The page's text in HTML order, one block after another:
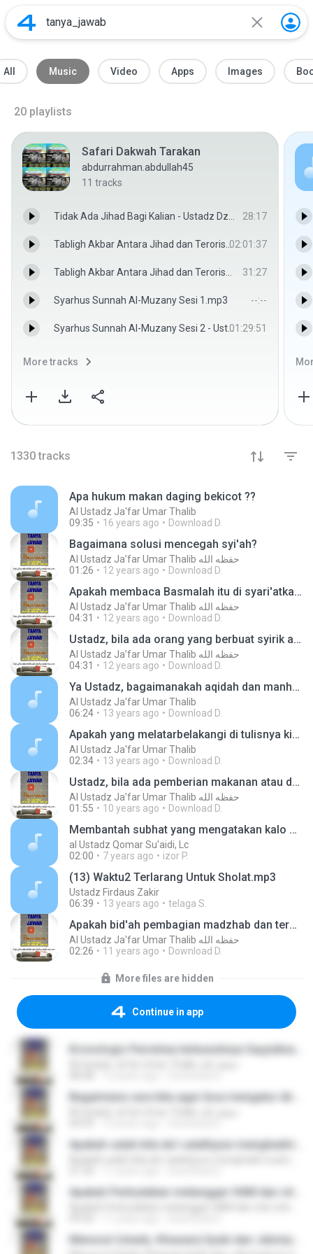
All Music Video Apps Images
20 playlists
Safari Dakwah Tarakan
abdurrahman.abdullah45
11 tracks
Tidak Ada Jihad Bagi Kalian - Ustadz Dzulqarnain MS 28:17
Tabligh Akbar Antara Jihad dan Terorisme - Ustadz Dzulqarnain MS 02:01:37
Tabligh Akbar Antara Jihad dan Terorisme_Tanya Jawab - Ustadz Dzulqarnain MS 31:27
Syarhus Sunnah Al-Muzany Sesi 1.mp3 --:--
Syarhus Sunnah Al-Muzany Sesi 2 - Ustadz Dzulqarnain MS01:29:51
More tracks
1330 tracks
Apa hukum makan daging bekicot ??
Al Ustadz Ja'far Umar Thalib
09:35
16 years ago Download D.
Bagaimana solusi mencegah syi'ah?
Al Ustadz Ja’far Umar Thalib حفظه الله
01:26
12 years ago Download D.
Apakah membaca Basmalah itu di syari'atkan pada semua perkara Ibadah?
Al Ustadz Ja’far Umar Thalib حفظه الله
04:31
12 years ago Download D.
Ustadz, bila ada orang yang berbuat syirik akbar secara terus menerus sehingga secara tidak langsung dan tanpa sadar telah membuat dia keluar dari Islam, apabila dia tetap melakukan Azan, sholat dan berpuasa, dimana setiap azan dan sholat tersebut dia sel
Al Ustadz Ja’far Umar Thalib حفظه الله
04:31
12 years ago Download D.
Ya Ustadz, bagaimanakah aqidah dan manhaj Yusuf Qordhowi?
Al Ustadz Ja'far Umar Thalib
06:24
13 years ago Download D.
Apakah yang melatarbelakangi di tulisnya kitab Aqidah Ahlus Sunnah wal Jam'ah ini karya syaikh Muhammad bin Ibrahim al Hamad?
Al Ustadz Ja'far Umar Thalib
02:34
13 years ago Download D.
Ustadz, bila ada pemberian makanan atau daging dari seseorang dan kita ragu akan kehalalannya, apa boleh kita langsung memakannya atau menanyakan terlebih dahulu kepada orang tersebut tentang kehalalannya?
Al Ustadz Ja’far Umar Thalib حفظه الله
01:55
10 years ago Download D.
Membantah subhat yang mengatakan kalo daging anjing itu tidak haram karena tidak di sebutkan dalam al-Quran
al Ustadz Qomar Su'aidi, Lc
02:00
7 years ago izor P.
(13) Waktu2 Terlarang Untuk Sholat.mp3
Ustadz Firdaus Zakir
06:39
13 years ago telaga S.
Apakah bid'ah pembagian madzhab dan termasuk muqolid-kah orang yang mengikutinya?
Al Ustadz Ja'far Umar Thalib حفظه الله
02:26
11 years ago Download D.
More files are hidden
Continue in app